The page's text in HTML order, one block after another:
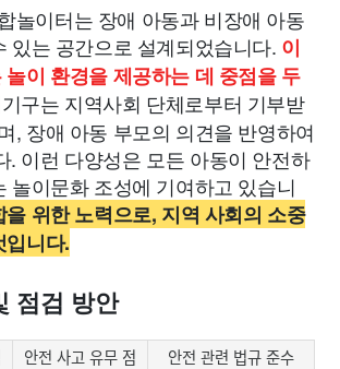
놀이터는 장애 아동과 비장애 아동
있는 공간으로 설계되었습니다. 이
놀이 환경을 제공하는 데 중점을 두
구는 지역사회 단체로부터 기부받
, 장애 아동 부모의 의견을 반영하여
. 이런 다양성은 모든 아동이 안전하
놀이문화 조성에 기여하고 있습니
위한 노력으로, 지역 사회의 소중
입니다.
점검 방안
안전 사고 유무 점
안전 관련 법규 준수